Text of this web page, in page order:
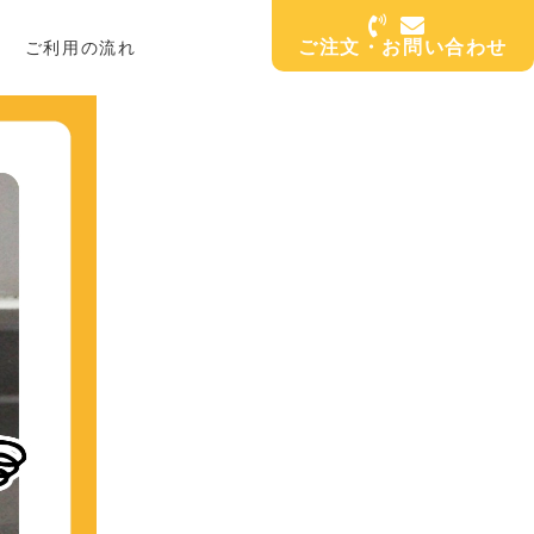
ご利用の流れ ご注文・お問い合わせ